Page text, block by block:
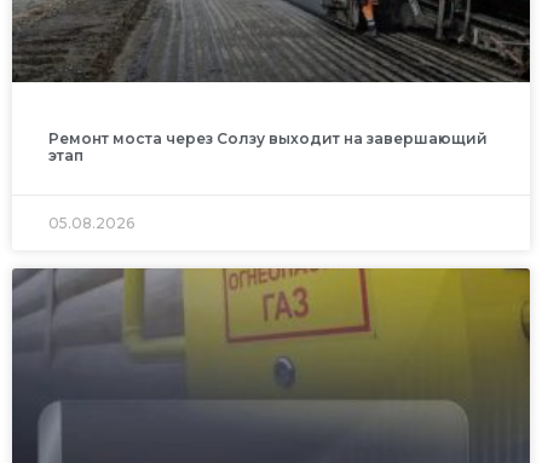
Ремонт моста через Солзу выходит на завершающий
этап
05.08.2026